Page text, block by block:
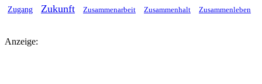
Zugang
Zukunft Zusammenarbeit Zusammenhalt Zusammenleben
Anzeige: